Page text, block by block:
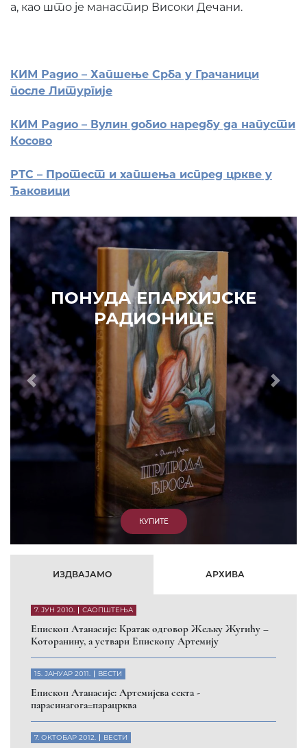
а, као што је манастир Високи Дечани.
КИМ Радио – Хапшење Срба у Грачаници
после Литургије
КИМ Радио – Вулин добио наредбу да напусти
Косово
РТС – Протест и хапшења испред цркве у
Ђаковици
ПОНУДА ЕПАРХИЈСКЕ
РАДИОНИЦЕ
КУПИТЕ
Prethodni
ИЗДВАЈАМО АРХИВА
7. ЈУН 2010. САОПШТЕЊА
Eпископ Атанасије: Кратак одговор Жељку Жугићу –
Которанину, а уствари Епископу Артемију
15. ЈАНУАР 2011. ВЕСТИ
Eпископ Атанасије: Артемијева секта -
парасинагога=парацрква
7. ОКТОБАР 2012. ВЕСТИ
Eпископ Западноамерички Г. Максим у посети
Призрену
Eпархија Рашко-призренска осуђује физички напад на
Србина у Сувом Долу и апелује на КФОР и ЕУЛЕКС да
обезбеде сигурност за све грађане
Помозите нашој браћи и сестрама
на Косову и Метохији